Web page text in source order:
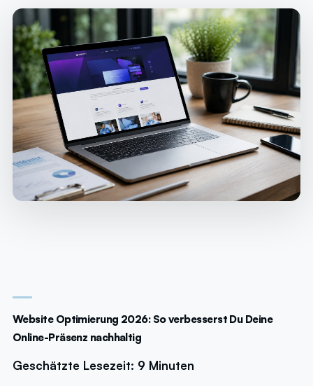
Website Optimierung 2026: So verbesserst Du Deine
Online-Präsenz nachhaltig
Geschätzte Lesezeit: 9 Minuten